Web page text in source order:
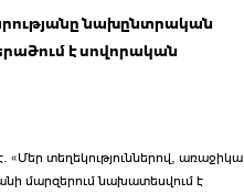
նախընտրական
է սովորական
«Մեր տեղեկություններով, առաջիկա
մարզերում նախատեսվում է